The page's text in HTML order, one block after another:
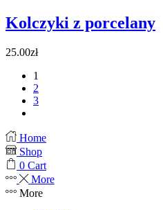
Kolczyki z porcelany
25.00zł
1
2
3
Home
Shop
0 Cart
More
More